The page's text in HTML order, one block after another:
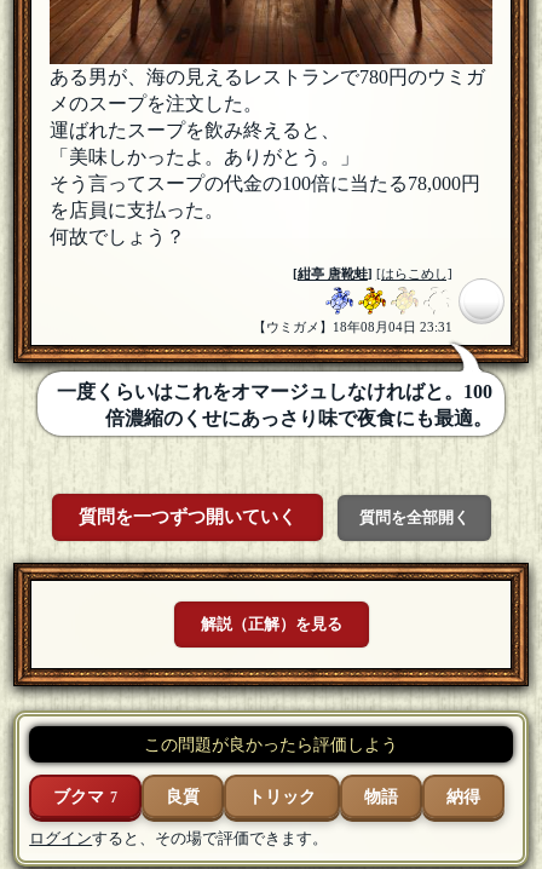
ある男が、海の見えるレストランで780円のウミガ
メのスープを注文した。
運ばれたスープを飲み終えると、
「美味しかったよ。ありがとう。」
そう言ってスープの代金の100倍に当たる78,000円
を店員に支払った。
何故でしょう？
[紺亭 唐靴蛙] [はらこめし]
【ウミガメ】18年08月04日 23:31
一度くらいはこれをオマージュしなければと。100
倍濃縮のくせにあっさり味で夜食にも最適。
質問を一つずつ開いていく 質問を全部開く
解説（正解）を見る
この問題が良かったら評価しよう
ブクマ 7 良質 トリック 物語 納得
ログインすると、その場で評価できます。